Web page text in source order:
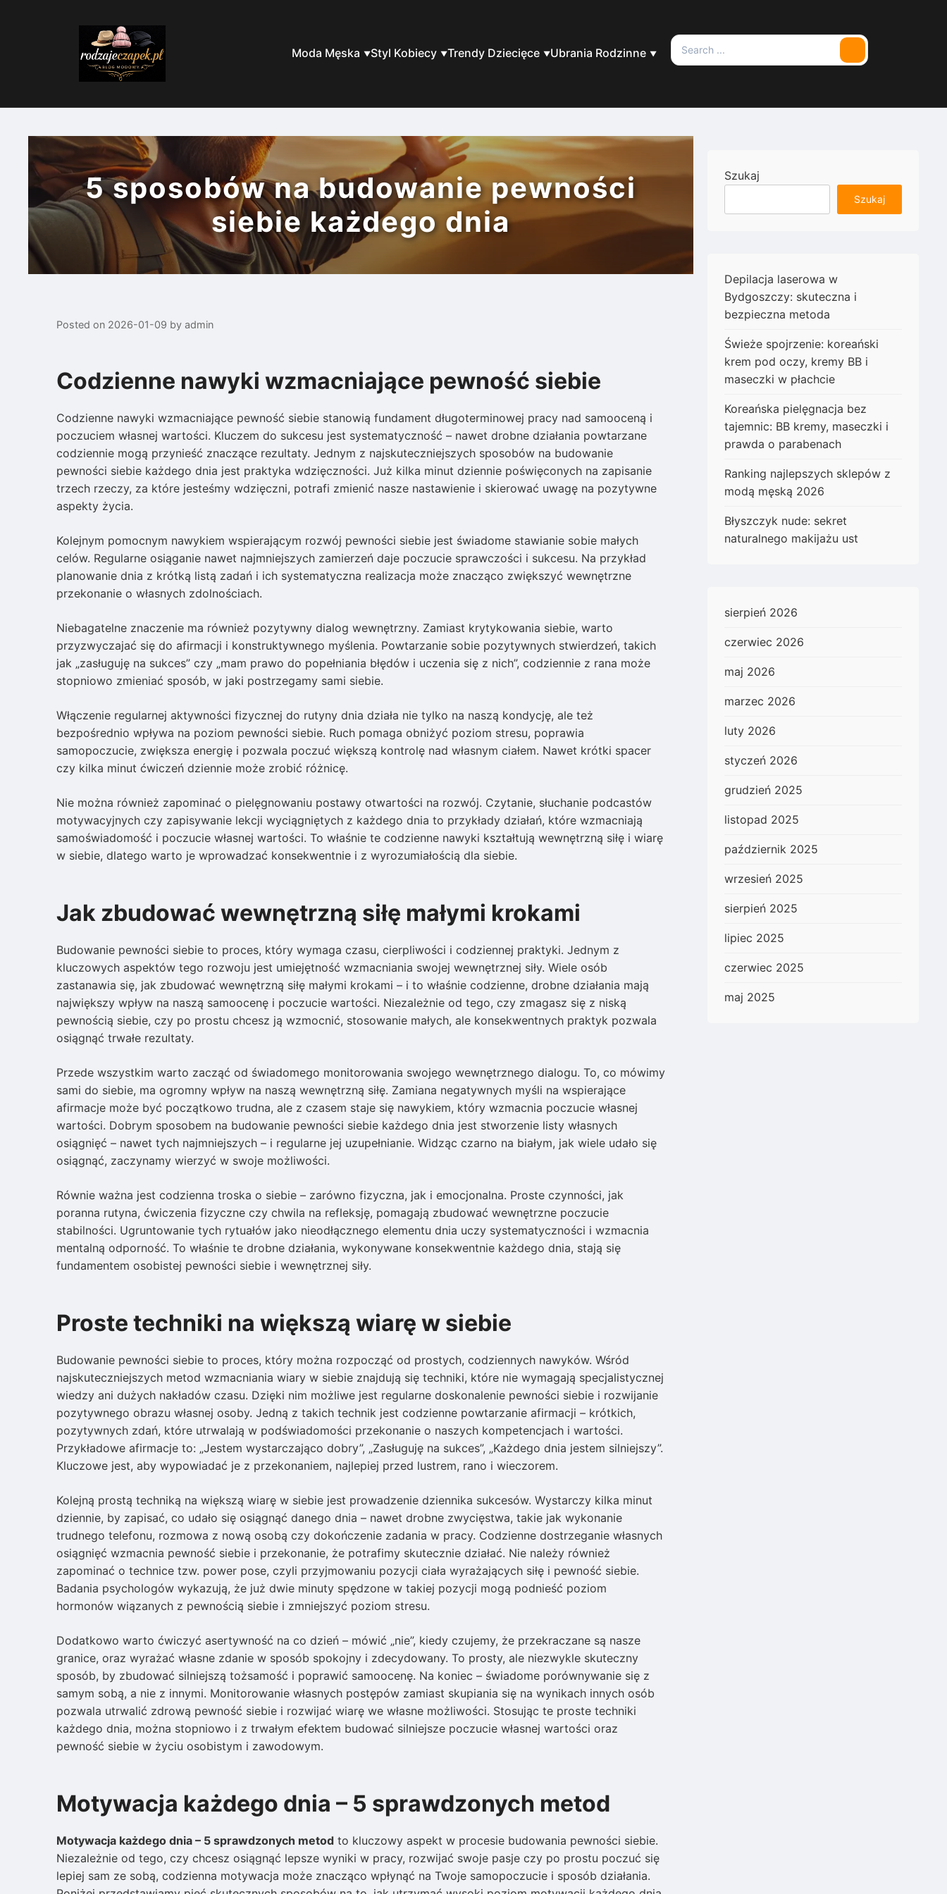
Moda Męska Styl Kobiecy Trendy Dziecięce Ubrania Rodzinne
Search
for:
Search
5 sposobów na budowanie pewności
siebie każdego dnia
Posted on 2026-01-09 by admin
Codzienne nawyki wzmacniające pewność siebie
Codzienne nawyki wzmacniające pewność siebie stanowią fundament długoterminowej pracy nad samooceną i
poczuciem własnej wartości. Kluczem do sukcesu jest systematyczność – nawet drobne działania powtarzane
codziennie mogą przynieść znaczące rezultaty. Jednym z najskuteczniejszych sposobów na budowanie
pewności siebie każdego dnia jest praktyka wdzięczności. Już kilka minut dziennie poświęconych na zapisanie
trzech rzeczy, za które jesteśmy wdzięczni, potrafi zmienić nasze nastawienie i skierować uwagę na pozytywne
aspekty życia.
Kolejnym pomocnym nawykiem wspierającym rozwój pewności siebie jest świadome stawianie sobie małych
celów. Regularne osiąganie nawet najmniejszych zamierzeń daje poczucie sprawczości i sukcesu. Na przykład
planowanie dnia z krótką listą zadań i ich systematyczna realizacja może znacząco zwiększyć wewnętrzne
przekonanie o własnych zdolnościach.
Niebagatelne znaczenie ma również pozytywny dialog wewnętrzny. Zamiast krytykowania siebie, warto
przyzwyczajać się do afirmacji i konstruktywnego myślenia. Powtarzanie sobie pozytywnych stwierdzeń, takich
jak „zasługuję na sukces” czy „mam prawo do popełniania błędów i uczenia się z nich”, codziennie z rana może
stopniowo zmieniać sposób, w jaki postrzegamy sami siebie.
Włączenie regularnej aktywności fizycznej do rutyny dnia działa nie tylko na naszą kondycję, ale też
bezpośrednio wpływa na poziom pewności siebie. Ruch pomaga obniżyć poziom stresu, poprawia
samopoczucie, zwiększa energię i pozwala poczuć większą kontrolę nad własnym ciałem. Nawet krótki spacer
czy kilka minut ćwiczeń dziennie może zrobić różnicę.
Nie można również zapominać o pielęgnowaniu postawy otwartości na rozwój. Czytanie, słuchanie podcastów
motywacyjnych czy zapisywanie lekcji wyciągniętych z każdego dnia to przykłady działań, które wzmacniają
samoświadomość i poczucie własnej wartości. To właśnie te codzienne nawyki kształtują wewnętrzną siłę i wiarę
w siebie, dlatego warto je wprowadzać konsekwentnie i z wyrozumiałością dla siebie.
Jak zbudować wewnętrzną siłę małymi krokami
Budowanie pewności siebie to proces, który wymaga czasu, cierpliwości i codziennej praktyki. Jednym z
kluczowych aspektów tego rozwoju jest umiejętność wzmacniania swojej wewnętrznej siły. Wiele osób
zastanawia się, jak zbudować wewnętrzną siłę małymi krokami – i to właśnie codzienne, drobne działania mają
największy wpływ na naszą samoocenę i poczucie wartości. Niezależnie od tego, czy zmagasz się z niską
pewnością siebie, czy po prostu chcesz ją wzmocnić, stosowanie małych, ale konsekwentnych praktyk pozwala
osiągnąć trwałe rezultaty.
Przede wszystkim warto zacząć od świadomego monitorowania swojego wewnętrznego dialogu. To, co mówimy
sami do siebie, ma ogromny wpływ na naszą wewnętrzną siłę. Zamiana negatywnych myśli na wspierające
afirmacje może być początkowo trudna, ale z czasem staje się nawykiem, który wzmacnia poczucie własnej
wartości. Dobrym sposobem na budowanie pewności siebie każdego dnia jest stworzenie listy własnych
osiągnięć – nawet tych najmniejszych – i regularne jej uzupełnianie. Widząc czarno na białym, jak wiele udało się
osiągnąć, zaczynamy wierzyć w swoje możliwości.
Równie ważna jest codzienna troska o siebie – zarówno fizyczna, jak i emocjonalna. Proste czynności, jak
poranna rutyna, ćwiczenia fizyczne czy chwila na refleksję, pomagają zbudować wewnętrzne poczucie
stabilności. Ugruntowanie tych rytuałów jako nieodłącznego elementu dnia uczy systematyczności i wzmacnia
mentalną odporność. To właśnie te drobne działania, wykonywane konsekwentnie każdego dnia, stają się
fundamentem osobistej pewności siebie i wewnętrznej siły.
Proste techniki na większą wiarę w siebie
Budowanie pewności siebie to proces, który można rozpocząć od prostych, codziennych nawyków. Wśród
najskuteczniejszych metod wzmacniania wiary w siebie znajdują się techniki, które nie wymagają specjalistycznej
wiedzy ani dużych nakładów czasu. Dzięki nim możliwe jest regularne doskonalenie pewności siebie i rozwijanie
pozytywnego obrazu własnej osoby. Jedną z takich technik jest codzienne powtarzanie afirmacji – krótkich,
pozytywnych zdań, które utrwalają w podświadomości przekonanie o naszych kompetencjach i wartości.
Przykładowe afirmacje to: „Jestem wystarczająco dobry”, „Zasługuję na sukces”, „Każdego dnia jestem silniejszy”.
Kluczowe jest, aby wypowiadać je z przekonaniem, najlepiej przed lustrem, rano i wieczorem.
Kolejną prostą techniką na większą wiarę w siebie jest prowadzenie dziennika sukcesów. Wystarczy kilka minut
dziennie, by zapisać, co udało się osiągnąć danego dnia – nawet drobne zwycięstwa, takie jak wykonanie
trudnego telefonu, rozmowa z nową osobą czy dokończenie zadania w pracy. Codzienne dostrzeganie własnych
osiągnięć wzmacnia pewność siebie i przekonanie, że potrafimy skutecznie działać. Nie należy również
zapominać o technice tzw. power pose, czyli przyjmowaniu pozycji ciała wyrażających siłę i pewność siebie.
Badania psychologów wykazują, że już dwie minuty spędzone w takiej pozycji mogą podnieść poziom
hormonów wiązanych z pewnością siebie i zmniejszyć poziom stresu.
Dodatkowo warto ćwiczyć asertywność na co dzień – mówić „nie”, kiedy czujemy, że przekraczane są nasze
granice, oraz wyrażać własne zdanie w sposób spokojny i zdecydowany. To prosty, ale niezwykle skuteczny
sposób, by zbudować silniejszą tożsamość i poprawić samoocenę. Na koniec – świadome porównywanie się z
samym sobą, a nie z innymi. Monitorowanie własnych postępów zamiast skupiania się na wynikach innych osób
pozwala utrwalić zdrową pewność siebie i rozwijać wiarę we własne możliwości. Stosując te proste techniki
każdego dnia, można stopniowo i z trwałym efektem budować silniejsze poczucie własnej wartości oraz
pewność siebie w życiu osobistym i zawodowym.
Motywacja każdego dnia – 5 sprawdzonych metod
Motywacja każdego dnia – 5 sprawdzonych metod to kluczowy aspekt w procesie budowania pewności siebie.
Niezależnie od tego, czy chcesz osiągnąć lepsze wyniki w pracy, rozwijać swoje pasje czy po prostu poczuć się
lepiej sam ze sobą, codzienna motywacja może znacząco wpłynąć na Twoje samopoczucie i sposób działania.
Szukaj
Szukaj
Depilacja laserowa w
Bydgoszczy: skuteczna i
bezpieczna metoda
Świeże spojrzenie: koreański
krem pod oczy, kremy BB i
maseczki w płachcie
Koreańska pielęgnacja bez
tajemnic: BB kremy, maseczki i
prawda o parabenach
Ranking najlepszych sklepów z
modą męską 2026
Błyszczyk nude: sekret
naturalnego makijażu ust
sierpień 2026
czerwiec 2026
maj 2026
marzec 2026
luty 2026
styczeń 2026
grudzień 2025
listopad 2025
październik 2025
wrzesień 2025
sierpień 2025
lipiec 2025
czerwiec 2025
maj 2025